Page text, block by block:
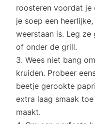
roosteren voordat
je soep een
weerstaan is. Leg
of onder de grill.
Wees niet bang
kruiden. Probeer
beetje gerookte
extra laag smaak
maakt.